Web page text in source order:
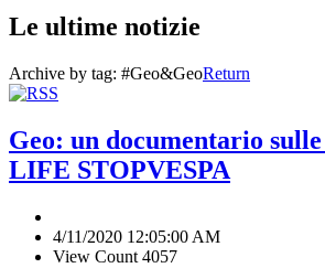
Le ultime notizie
Archive by tag: #Geo&GeoReturn
Geo: un documentario
LIFE STOPVESPA
4/11/2020 12:05:00 AM
View Count 4057